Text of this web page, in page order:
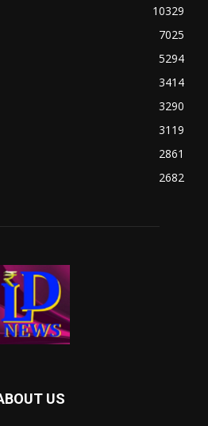
10329
7025
5294
3414
3290
3119
2861
2682
US